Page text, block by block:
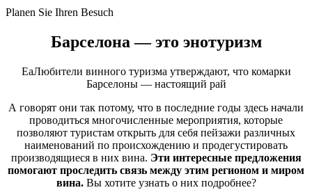
Planen Sie Ihren Besuch
Барселона — это энотуризм
EaЛюбители винного туризма утверждают, что комарки
Барселоны — настоящий рай
А говорят они так потому, что в последние годы здесь начали
проводиться многочисленные мероприятия, которые
позволяют туристам открыть для себя пейзажи различных
наименований по происхождению и продегустировать
производящиеся в них вина. Эти интересные предложения
помогают проследить связь между этим регионом и миром
вина.Вы хотите узнать о них подробнее?